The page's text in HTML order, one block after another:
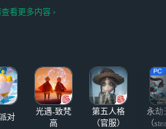
期末又要炸了吗-_-||
看更多内容
对
光遇-致梵
高
第五人格
（官服）
永劫
（